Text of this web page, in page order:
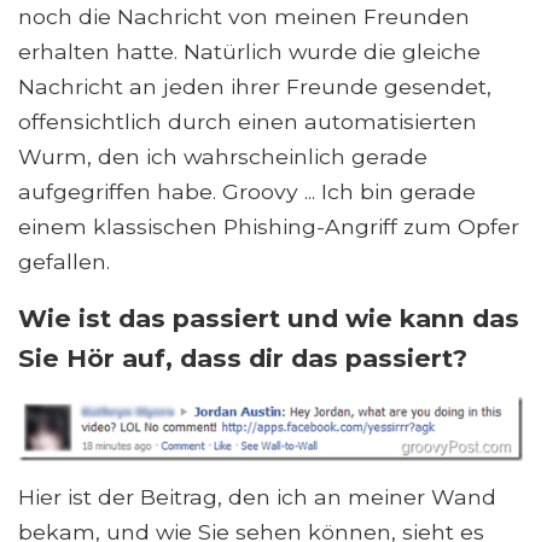
noch die Nachricht von meinen Freunden
erhalten hatte. Natürlich wurde die gleiche
Nachricht an jeden ihrer Freunde gesendet,
offensichtlich durch einen automatisierten
Wurm, den ich wahrscheinlich gerade
aufgegriffen habe. Groovy ... Ich bin gerade
einem klassischen Phishing-Angriff zum Opfer
gefallen.
Wie ist das passiert und wie kann das
Sie Hör auf, dass dir das passiert?
Hier ist der Beitrag, den ich an meiner Wand
bekam, und wie Sie sehen können, sieht es